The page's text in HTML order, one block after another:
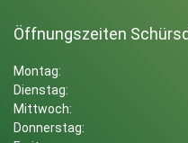
Öffnungszeiten
Montag:
Dienstag:
Mittwoch:
Donnerstag: